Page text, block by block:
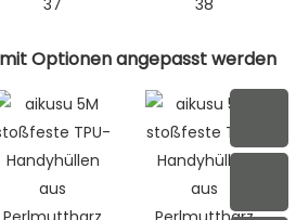
Optionen angepasst werden